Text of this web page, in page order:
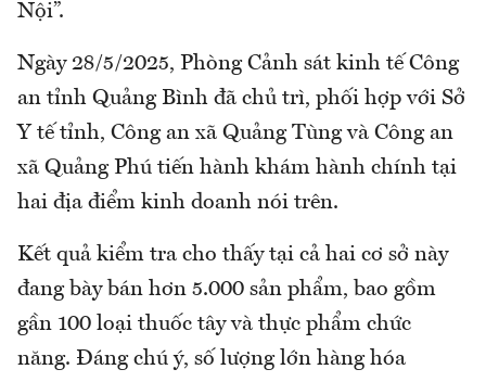
Nội”.
Ngày 28/5/2025, Phòng Cảnh sát kinh tế Công
an tỉnh Quảng Bình đã chủ trì, phối hợp với Sở
Y tế tỉnh, Công an xã Quảng Tùng và Công an
xã Quảng Phú tiến hành khám hành chính tại
hai địa điểm kinh doanh nói trên.
Kết quả kiểm tra cho thấy tại cả hai cơ sở này
đang bày bán hơn 5.000 sản phẩm, bao gồm
gần 100 loại thuốc tây và thực phẩm chức
năng. Đáng chú ý, số lượng lớn hàng hóa